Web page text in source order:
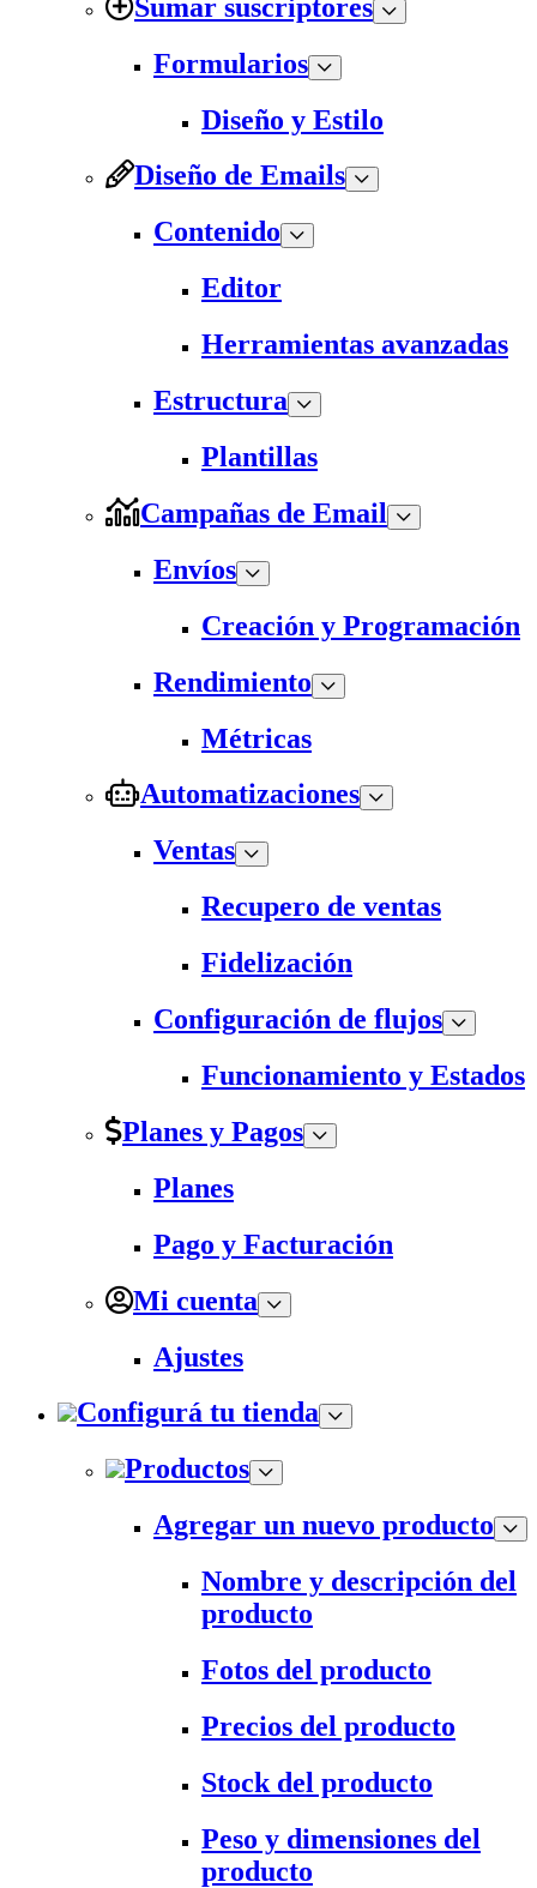
Sumar suscriptores
Formularios
Diseño y Estilo
Diseño de Emails
Contenido
Editor
Herramientas avanzadas
Estructura
Plantillas
Campañas de Email
Envíos
Creación y Programación
Rendimiento
Métricas
Automatizaciones
Ventas
Recupero de ventas
Fidelización
Configuración de flujos
Funcionamiento y Estados
Planes y Pagos
Planes
Pago y Facturación
Mi cuenta
Ajustes
Configurá tu tienda
Productos
Agregar un nuevo producto
Nombre y descripción del
producto
Fotos del producto
Precios del producto
Stock del producto
Peso y dimensiones del
producto